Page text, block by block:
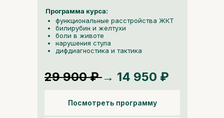
Программа курса:
функциональные расстройства ЖКТ
билирубин и желтухи
боли в животе
нарушения стула
дифдиагностика и тактика
Посмотреть программу
29 900 ₽→ 14 950 ₽